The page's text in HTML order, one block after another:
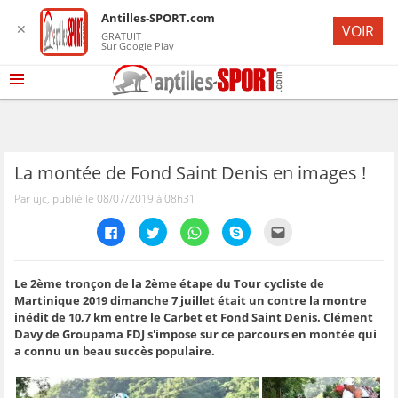
La montée de Fond Saint Denis en images !
Par ujc, publié le 08/07/2019 à 08h31
C
l
e
z
p
o
u
r
p
a
t
a
C
l
e
z
p
o
u
r
p
a
t
a
C
l
e
z
p
o
u
r
p
a
t
a
C
l
e
z
p
o
u
r
t
a
e
z
p
o
u
r
o
y
Le 2ème tronçon de la 2ème étape du Tour cycliste de
Martinique 2019 dimanche 7 juillet était un contre la montre
inédit de 10,7 km entre le Carbet et Fond Saint Denis. Clément
Davy de Groupama FDJ s'impose sur ce parcours en montée qui
a connu un beau succès populaire.
✕
Antilles-SPORT.com
GRATUIT
Sur Google Play
VOIR